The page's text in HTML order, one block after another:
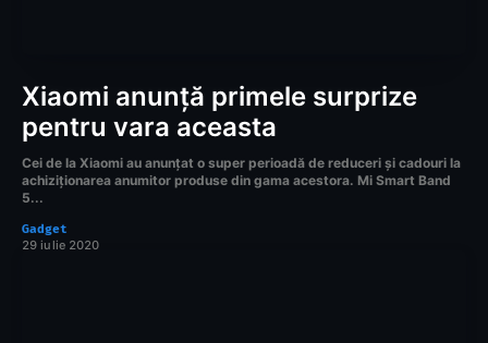
Xiaomi anunță primele surprize
pentru vara aceasta
Cei de la Xiaomi au anunțat o super perioadă de reduceri și cadouri la
achiziționarea anumitor produse din gama acestora. Mi Smart Band
5...
Gadget
29 iulie 2020